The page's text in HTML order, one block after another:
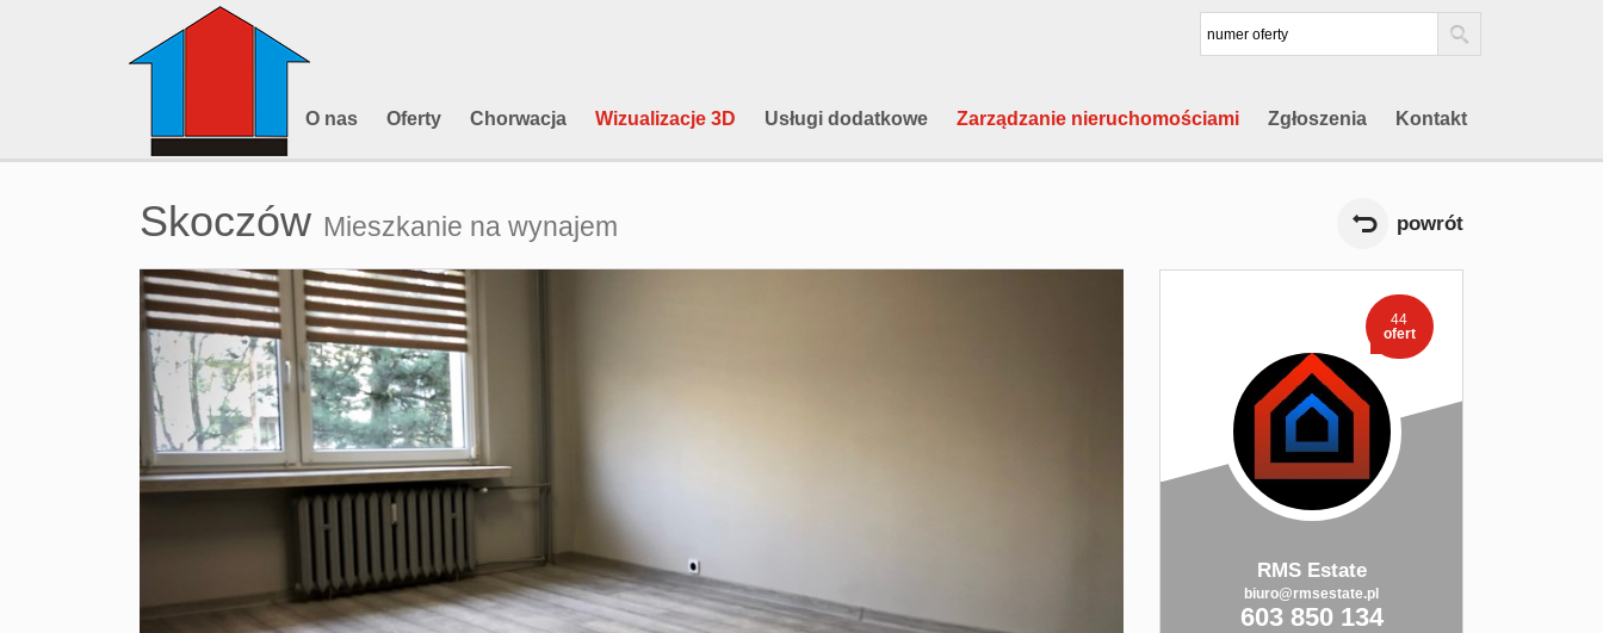
O nas Oferty Chorwacja Wizualizacje 3D Usługi dodatkowe Zarządzanie nieruchomościami Zgłoszenia Kontakt
Skoczów Mieszkanie na wynajem powrót
+
−
44
ofert
RMS Estate
biuro@rmsestate.pl
603 850 134